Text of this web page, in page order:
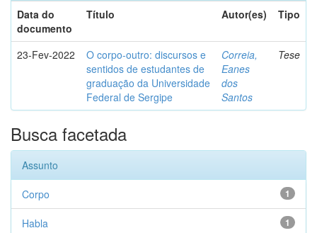
Data do
documento
Título Autor(es) Tipo
23-Fev-2022
O corpo-outro: discursos e
sentidos de estudantes de
graduação da Universidade
Federal de Sergipe
Correia,
Eanes
dos
Santos
Tese
Busca facetada
Assunto
1
Corpo
1
Habla